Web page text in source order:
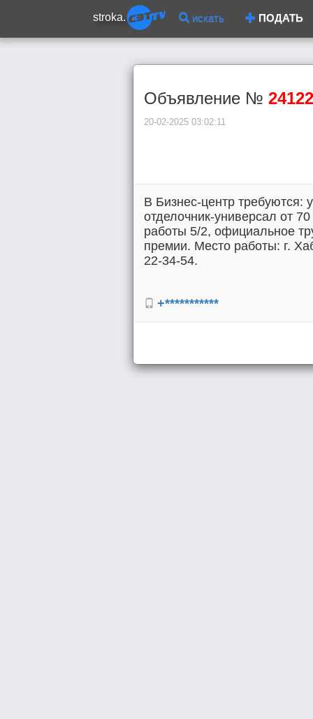
stroka. искать ПОДАТЬ
Объявление № 24122
20-02-2025 03:02:11
В Бизнес-центр требуются:
отделочник-универсал от
работы 5/2, официальное
премии. Место работы: г.
22-34-54.
+***********